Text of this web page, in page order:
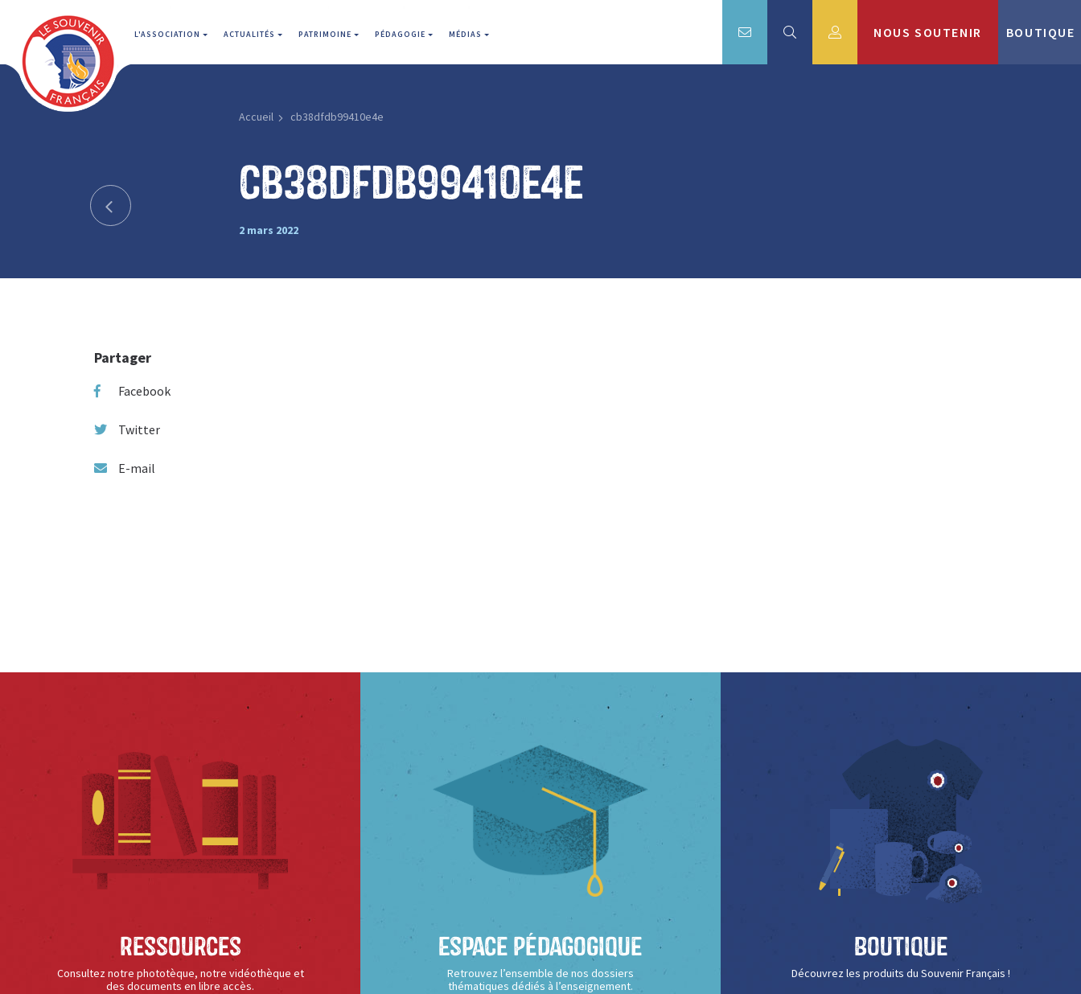
L'ASSOCIATION ACTUALITÉS PATRIMOINE PÉDAGOGIE MÉDIAS NOUS SOUTENIR BOUTIQUE
Accueil cb38dfdb99410e4e
cb38dfdb99410e4e
2 mars 2022
Partager
Facebook
Twitter
E-mail
Ressources
Consultez notre phototèque, notre vidéothèque et
des documents en libre accès.
Espace Pédagogique
Retrouvez l’ensemble de nos dossiers
thématiques dédiés à l’enseignement.
Boutique
Découvrez les produits du Souvenir Français !